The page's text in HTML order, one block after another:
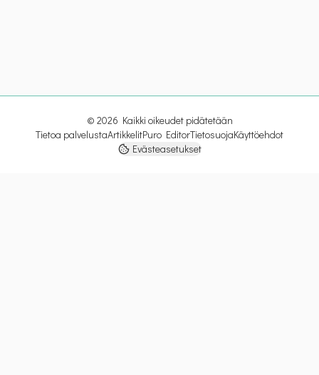
© 2026 Kaikki oikeudet pidätetään
Tietoa palvelustaArtikkelitPuro EditorTietosuojaKäyttöehdot
Evästeasetukset